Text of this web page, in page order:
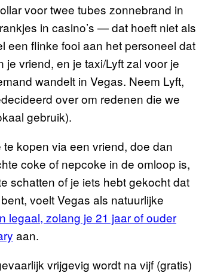
voor twee tubes zonnebrand in
in casino’s — dat hoeft niet als
een flinke fooi aan het personeel dat
vriend, en je taxi/Lyft zal voor je
wandelt in Vegas. Neem Lyft,
over om redenen die we
gebruik).
kopen via een vriend, doe dan
coke of nepcoke in de omloop is,
schatten of je iets hebt gekocht dat
voelt Vegas als natuurlijke
legaal, zolang je 21 jaar of ouder
aan.
vrijgevig wordt na vijf (gratis)